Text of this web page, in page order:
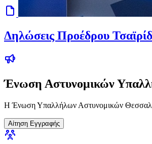
Δηλώσεις Προέδρου
Ένωση Αστυνομικών
Η Ένωση Υπαλλήλων Αστυνομικών
Αίτηση Εγγραφής